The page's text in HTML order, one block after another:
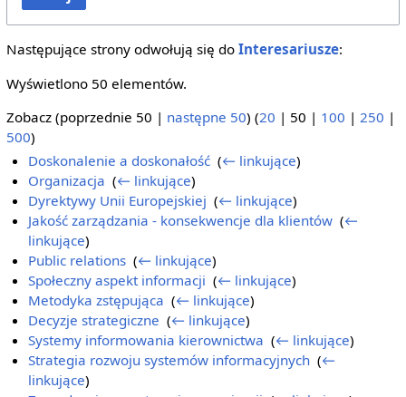
Następujące strony odwołują się do Interesariusze:
Wyświetlono 50 elementów.
Zobacz (poprzednie 50 | następne 50) (20 | 50 | 100 | 250 |
500)
Doskonalenie a doskonałość ‎(← linkujące)
Organizacja ‎(← linkujące)
Dyrektywy Unii Europejskiej ‎(← linkujące)
Jakość zarządzania - konsekwencje dla klientów ‎(←
linkujące)
Public relations ‎(← linkujące)
Społeczny aspekt informacji ‎(← linkujące)
Metodyka zstępująca ‎(← linkujące)
Decyzje strategiczne ‎(← linkujące)
Systemy informowania kierownictwa ‎(← linkujące)
Strategia rozwoju systemów informacyjnych ‎(←
linkujące)